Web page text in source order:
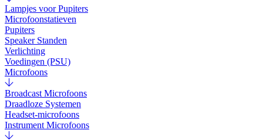
Lampjes voor Pupiters
Microfoonstatieven
Pupiters
Speaker Standen
Verlichting
Voedingen (PSU)
Microfoons
Broadcast Microfoons
Draadloze Systemen
Headset-microfoons
Instrument Microfoons